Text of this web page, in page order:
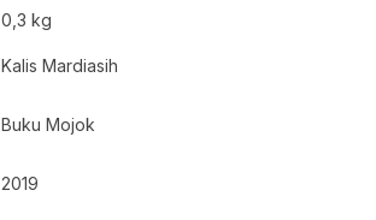
0,3 kg
Kalis Mardiasih
Buku Mojok
2019